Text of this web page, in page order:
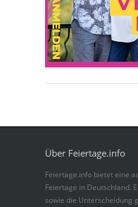
Über Feiertage.info
Feiertage.info bietet eine
Feiertage in Deutschland.
sowie die Unterscheidung